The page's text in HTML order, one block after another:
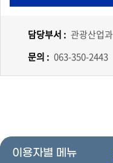
담당부서 : 관광산업과
문의 : 063-350-2443
이용자별 메뉴